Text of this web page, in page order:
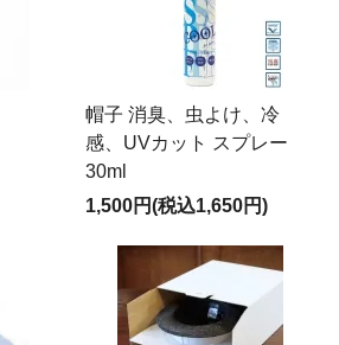
帽子 消臭、虫よけ、冷
感、UVカット スプレー
30ml
1,500円(税込1,650円)